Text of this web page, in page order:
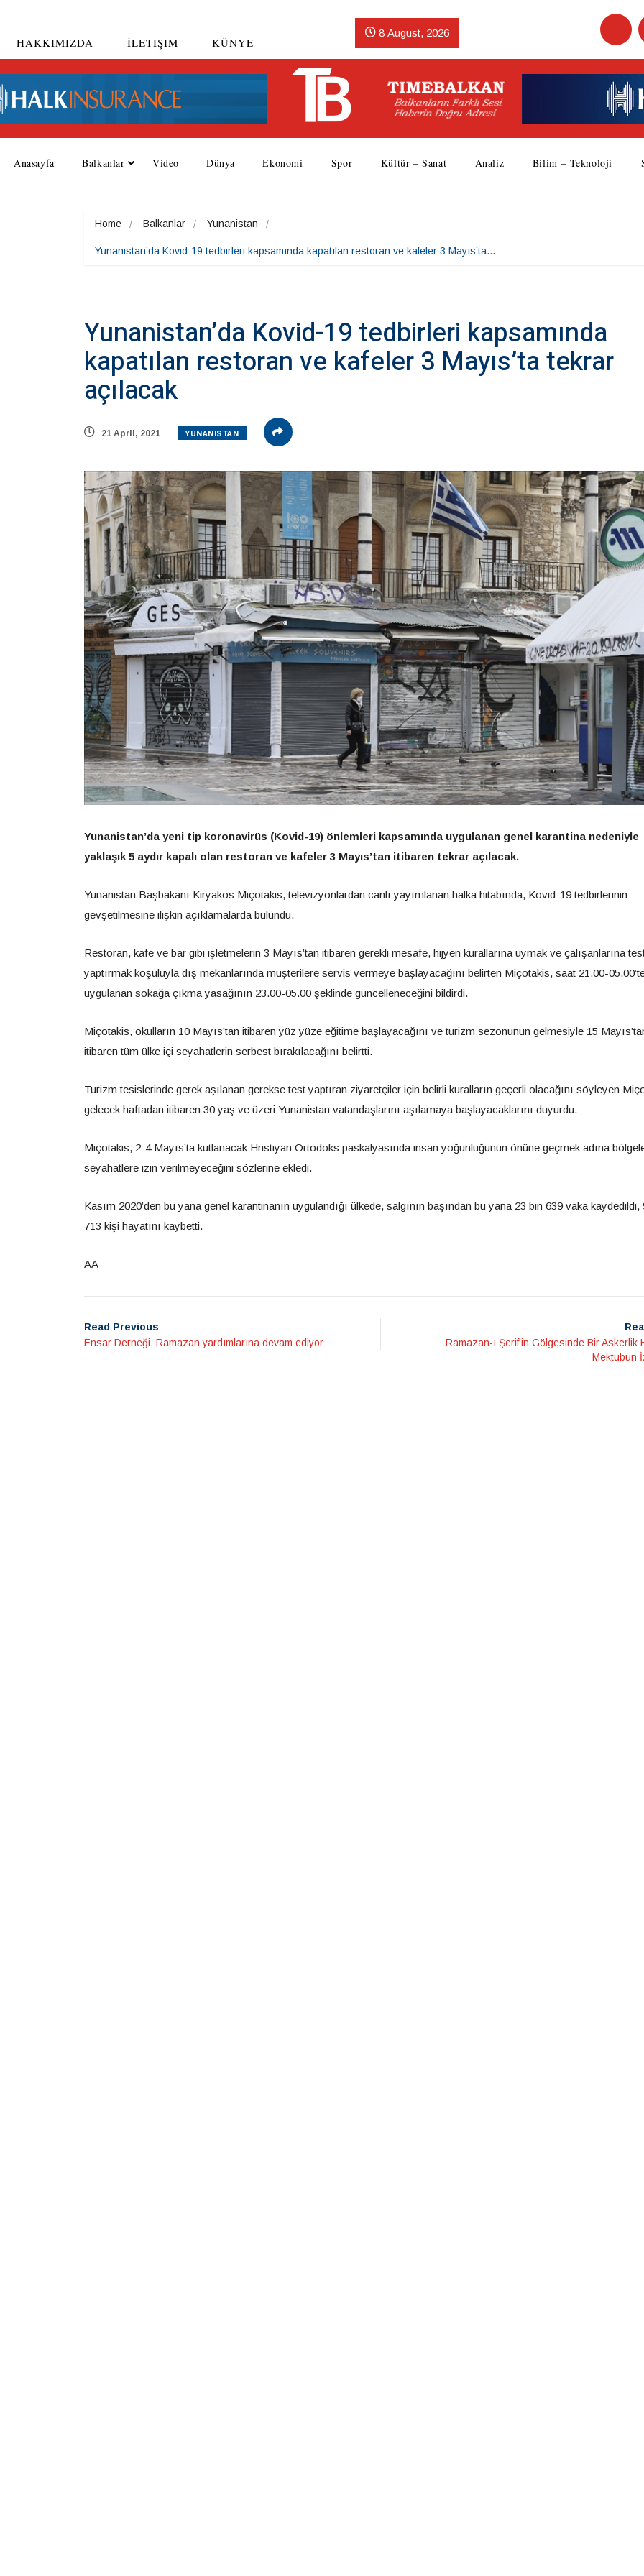
HAKKIMIZDA İLETIŞIM KÜNYE
8 August, 2026
Anasayfa Balkanlar Video Dünya Ekonomi Spor Kültür – Sanat Analiz Bilim – Teknoloji
Home Balkanlar Yunanistan
Yunanistan’da Kovid-19 tedbirleri kapsamında kapatılan restoran ve kafeler 3 Mayıs’ta…
Yunanistan’da Kovid-19 tedbirleri kapsamında
kapatılan restoran ve kafeler 3 Mayıs’ta tekrar
açılacak
21 April, 2021 YUNANISTAN
Yunanistan’da yeni tip koronavirüs (Kovid-19) önlemleri kapsamında uygulanan genel karantina nedeniyle
yaklaşık 5 aydır kapalı olan restoran ve kafeler 3 Mayıs’tan itibaren tekrar açılacak.
Yunanistan Başbakanı Kiryakos Miçotakis, televizyonlardan canlı yayımlanan halka hitabında, Kovid-19 tedbirlerinin
gevşetilmesine ilişkin açıklamalarda bulundu.
Restoran, kafe ve bar gibi işletmelerin 3 Mayıs’tan itibaren gerekli mesafe, hijyen kurallarına uymak ve çalışanlarına
yaptırmak koşuluyla dış mekanlarında müşterilere servis vermeye başlayacağını belirten Miçotakis, saat 21.00-
uygulanan sokağa çıkma yasağının 23.00-05.00 şeklinde güncelleneceğini bildirdi.
Miçotakis, okulların 10 Mayıs’tan itibaren yüz yüze eğitime başlayacağını ve turizm sezonunun gelmesiyle 15
itibaren tüm ülke içi seyahatlerin serbest bırakılacağını belirtti.
Turizm tesislerinde gerek aşılanan gerekse test yaptıran ziyaretçiler için belirli kuralların geçerli olacağını söyleyen
gelecek haftadan itibaren 30 yaş ve üzeri Yunanistan vatandaşlarını aşılamaya başlayacaklarını duyurdu.
Miçotakis, 2-4 Mayıs’ta kutlanacak Hristiyan Ortodoks paskalyasında insan yoğunluğunun önüne geçmek adına
seyahatlere izin verilmeyeceğini sözlerine ekledi.
Kasım 2020’den bu yana genel karantinanın uygulandığı ülkede, salgının başından bu yana 23 bin 639 vaka kaydedildi,
713 kişi hayatını kaybetti.
AA
Read Previous
Ensar Derneği, Ramazan yardımlarına devam ediyor
Ramazan-ı Şerif’in Gölgesinde Bir Askerlik
Mektubun